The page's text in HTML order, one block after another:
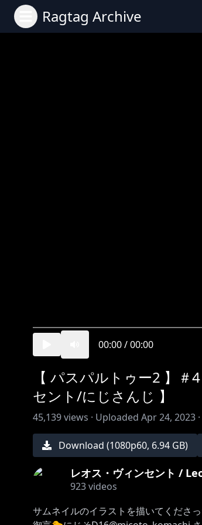
Ragtag Archive
00:00/00:00
【 パスパルトゥー2 】
セント/にじさんじ 】
45,139views · Uploaded Apr 24, 2023 ·
Download (1080p60, 6.94 GB)
レオス・ヴィンセント /
923videos
サムネイルのイラストを描いてくださ